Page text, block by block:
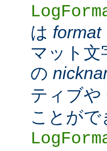
は format
マット文
の
ティブや
ことが